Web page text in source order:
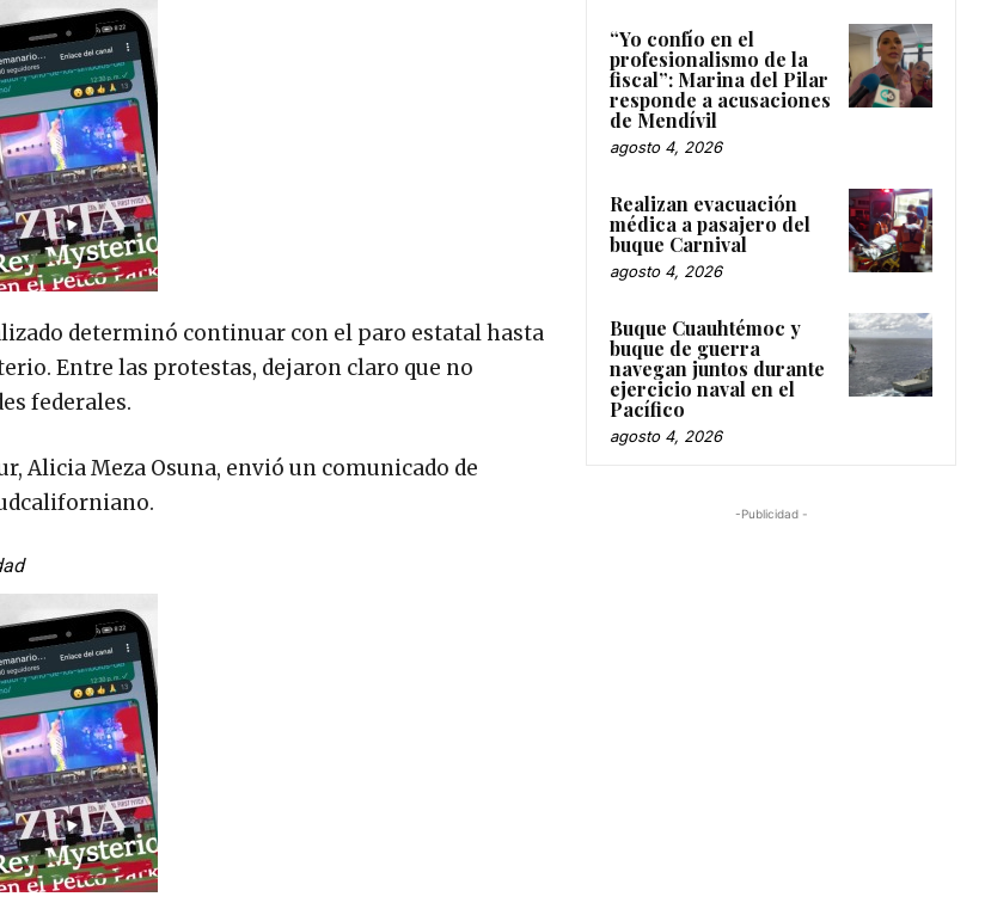
determinó continuar con el paro estatal hasta
Entre las protestas, dejaron claro que no
federales.
Alicia Meza Osuna, envió un comunicado de
“Yo confío en el
profesionalismo de la
fiscal”: Marina del Pilar
responde a acusaciones
de Mendívil
agosto 4, 2026
Realizan evacuación
médica a pasajero del
buque Carnival
agosto 4, 2026
Buque Cuauhtémoc y
buque de guerra
navegan juntos durante
ejercicio naval en el
Pacífico
agosto 4, 2026
-Publicidad -